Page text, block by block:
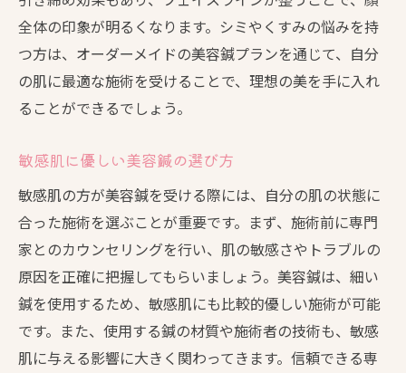
全体の印象が明るくなります。シミやくすみの悩みを持
つ方は、オーダーメイドの美容鍼プランを通じて、自分
の肌に最適な施術を受けることで、理想の美を手に入れ
ることができるでしょう。
敏感肌に優しい美容鍼の選び方
敏感肌の方が美容鍼を受ける際には、自分の肌の状態に
合った施術を選ぶことが重要です。まず、施術前に専門
家とのカウンセリングを行い、肌の敏感さやトラブルの
原因を正確に把握してもらいましょう。美容鍼は、細い
鍼を使用するため、敏感肌にも比較的優しい施術が可能
です。また、使用する鍼の材質や施術者の技術も、敏感
肌に与える影響に大きく関わってきます。信頼できる専